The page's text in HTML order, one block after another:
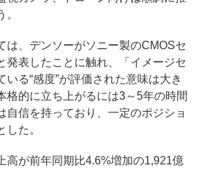
、デンソーがソニー製のCMOSセ
発表したことに触れ、「イメージセ
いる“感度”が評価された意味は大き
格的に立ち上がるには3～5年の時間
自信を持っており、一定のポジショ
した。
が前年同期比4.6%増加の1,921億